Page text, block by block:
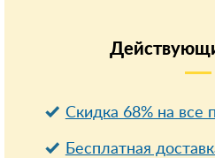
Скидка 68% на все
Бесплатная